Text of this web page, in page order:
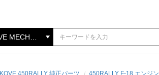
KOVE 450RALLY 純正パーツ 450RALLY F-18 エンジン